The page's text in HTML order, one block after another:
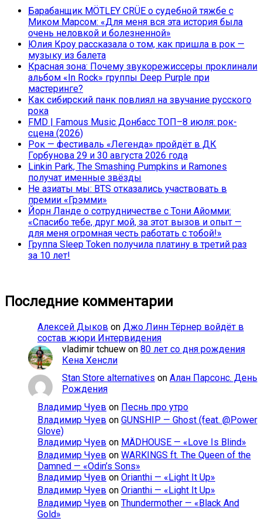
Барабанщик MÖTLEY CRÜE о судебной тяжбе с
Миком Марсом: «Для меня вся эта история была
очень неловкой и болезненной»
Юлия Кроу рассказала о том, как пришла в рок —
музыку из балета
Красная зона: Почему звукорежиссеры проклинали
альбом «In Rock» группы Deep Purple при
мастеринге?
Как сибирский панк повлиял на звучание русского
рока
FMD | Famous Music Донбасс ТОП–8 июля: рок-
сцена (2026)
Рок — фестиваль «Легенда» пройдёт в ДК
Горбунова 29 и 30 августа 2026 года
Linkin Park, The Smashing Pumpkins и Ramones
получат именные звёзды
Не азиаты мы: BTS отказались участвовать в
премии «Грэмми»
Йорн Ланде о сотрудничестве с Тони Айомми:
«Спасибо тебе, друг мой, за этот вызов и опыт —
для меня огромная честь работать с тобой!»
Группа Sleep Token получила платину в третий раз
за 10 лет!
Последние комментарии
Алексей Дыков on Джо Линн Тёрнер войдёт в
состав жюри Интервидения
vladimir tchuew on 80 лет со дня рождения
Кена Хенсли
Stan Store alternatives on Алан Парсонс. День
Рождения
Владимир Чуев on Песнь про утро
Владимир Чуев on GUNSHIP — Ghost (feat. @Power
Glove)
Владимир Чуев on MÄDHOUSE — «Love Is Blind»
Владимир Чуев on WARKINGS ft. The Queen of the
Damned — «Odin’s Sons»
Владимир Чуев on Orianthi — «Light It Up»
Владимир Чуев on Orianthi — «Light It Up»
Владимир Чуев on Thundermother — «Black And
Gold»